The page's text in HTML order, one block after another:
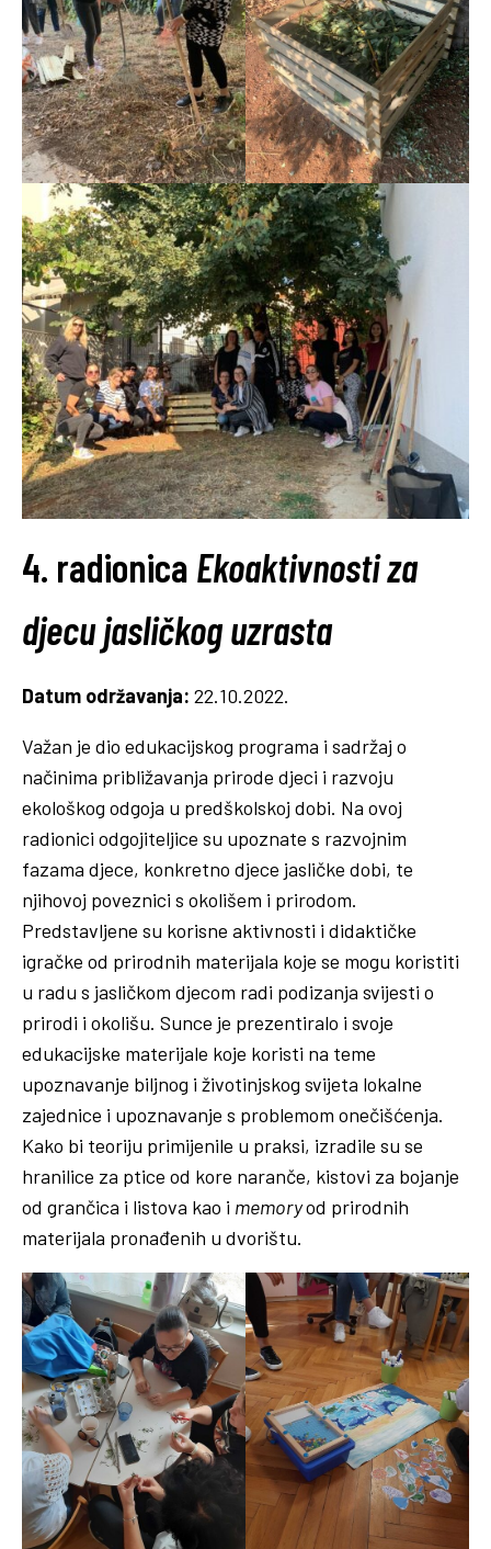
4. radionica Ekoaktivnosti za
djecu jasličkog uzrasta
Datum održavanja: 22.10.2022.
Važan je dio edukacijskog programa i sadržaj o
načinima približavanja prirode djeci i razvoju
ekološkog odgoja u predškolskoj dobi. Na ovoj
radionici odgojiteljice su upoznate s razvojnim
fazama djece, konkretno djece jasličke dobi, te
njihovoj poveznici s okolišem i prirodom.
Predstavljene su korisne aktivnosti i didaktičke
igračke od prirodnih materijala koje se mogu koristiti
u radu s jasličkom djecom radi podizanja svijesti o
prirodi i okolišu. Sunce je prezentiralo i svoje
edukacijske materijale koje koristi na teme
upoznavanje biljnog i životinjskog svijeta lokalne
zajednice i upoznavanje s problemom onečišćenja.
Kako bi teoriju primijenile u praksi, izradile su se
hranilice za ptice od kore naranče, kistovi za bojanje
od grančica i listova kao i memoryod prirodnih
materijala pronađenih u dvorištu.